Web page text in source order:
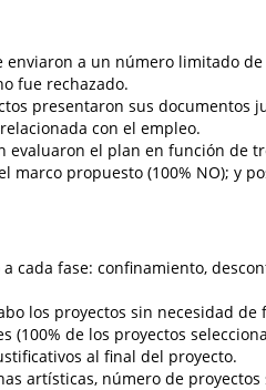
enviaron a un número limitado
fue rechazado.
presentaron sus documentos
con el empleo.
evaluaron el plan en función de
marco propuesto (100% NO); y
cada fase: confinamiento,
los proyectos sin necesidad de
(100% de los proyectos
al final del proyecto.
artísticas, número de